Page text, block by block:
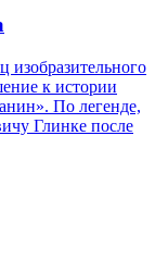
изобразительного
к истории
По легенде,
Глинке после